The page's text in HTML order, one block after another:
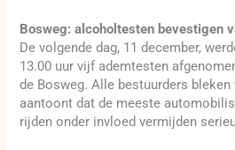
Bosweg: alcoholtesten bevestigen
De volgende dag, 11 december,
13.00 uur vijf ademtesten
de Bosweg. Alle bestuurders
aantoont dat de meeste
rijden onder invloed vermijden